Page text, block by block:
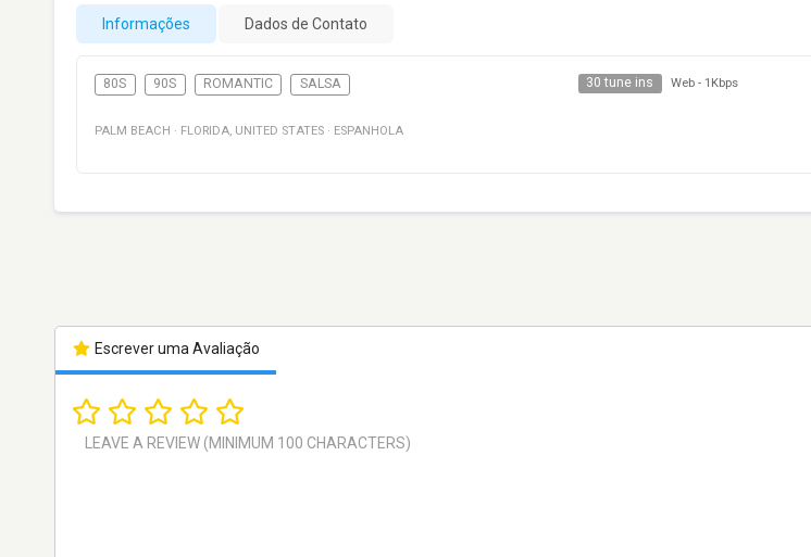
Informações Dados de Contato
80S 90S ROMANTIC SALSA 30 tune ins Web - 1Kbps
PALM BEACH · FLORIDA, UNITED STATES · ESPANHOLA
Escrever uma Avaliação